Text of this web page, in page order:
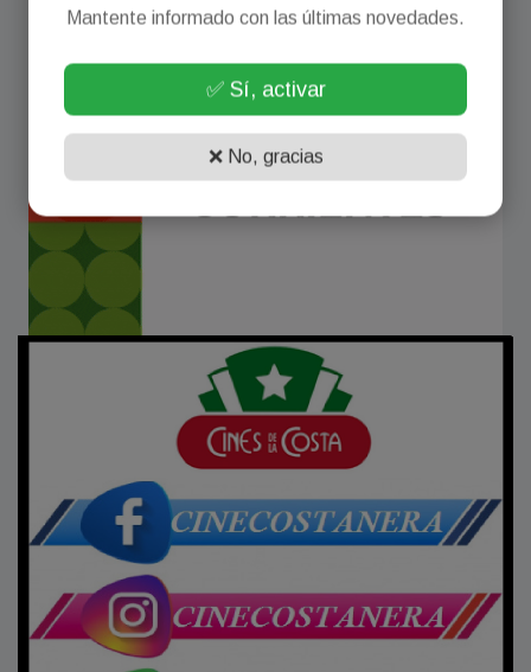
Mantente informado con las últimas novedades.
✅ Sí, activar
❌ No, gracias